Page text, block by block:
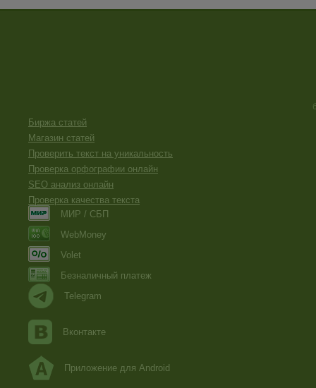
Биржа статей
Магазин статей
Проверить текст на уникальность
Проверка орфографии онлайн
SEO анализ онлайн
Проверка качества текста
МИР / СБП
WebMoney
Volet
Безналичный платеж
Telegram
Вконтакте
Приложение для Android